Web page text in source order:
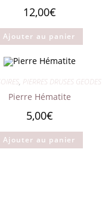
12,00€
Ajouter au panier
, PIERRES DRUSES GEODES
Pierre Hématite
5,00€
Ajouter au panier